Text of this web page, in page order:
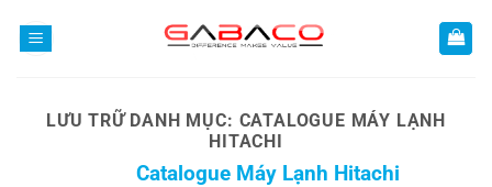
LƯU TRỮ DANH MỤC: CATALOGUE MÁY LẠNH
HITACHI
Catalogue Máy Lạnh Hitachi